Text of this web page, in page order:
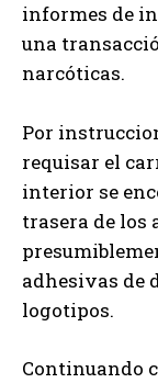
informes de
una
narcóticas.
Por
requisar el
interior se
trasera de los
adhesivas de
logotipos.
Continuando